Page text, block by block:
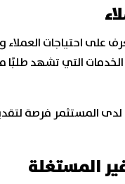
احتياجات العملاء
التي تشهد طلبًا
المستثمر فرصة
المستغلة